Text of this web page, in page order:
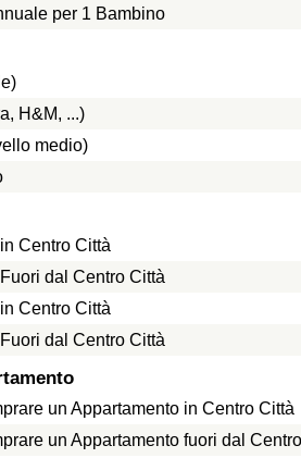
per 1 Bambino
H&M, ...)
medio)
Centro Città
dal Centro Città
Centro Città
dal Centro Città
un Appartamento in Centro Città
un Appartamento fuori dal